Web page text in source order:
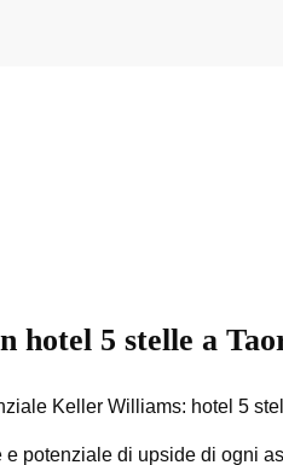
hotel 5 stelle a
Keller Williams: hotel 5
potenziale di upside di ogni